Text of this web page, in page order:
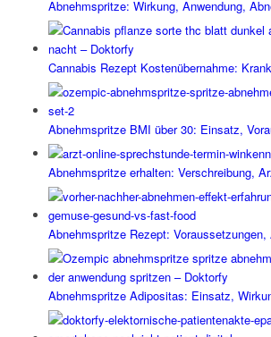
Abnehmspritze: Wirkung, Anwendung,
Cannabis Rezept Kostenübernahme:
Abnehmspritze BMI über 30: Einsatz,
Abnehmspritze erhalten: Verschreibung,
Abnehmspritze Rezept:
Abnehmspritze Adipositas: Einsatz,